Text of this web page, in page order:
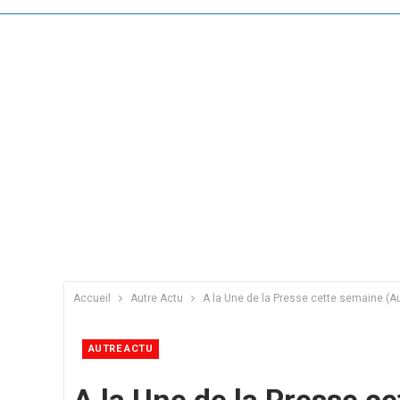
Accueil Autre Actu A la Une de la Presse cette semaine
AUTRE ACTU